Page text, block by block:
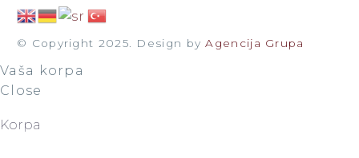
© Copyright 2025. Design byAgencija Grupa
Vaša korpa
Close
Korpa